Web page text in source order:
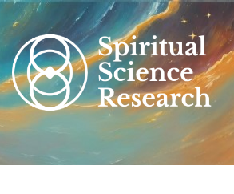
Skip
content